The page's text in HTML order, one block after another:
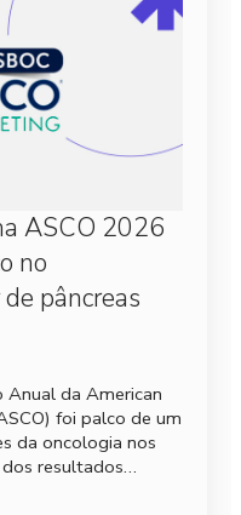
ASCO 2026
no
pâncreas
Anual da American
foi palco de um
da oncologia nos
resultados…